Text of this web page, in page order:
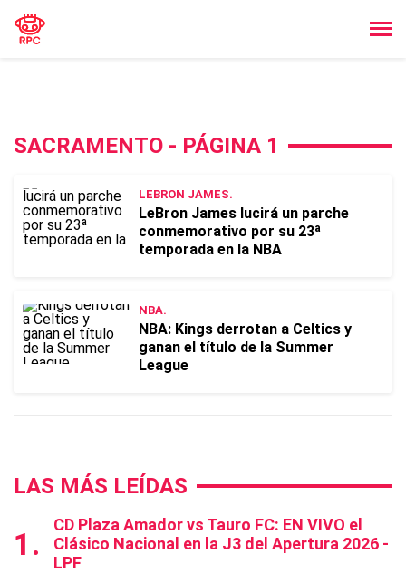
SACRAMENTO - PÁGINA 1
LEBRON JAMES.
LeBron James lucirá un parche
conmemorativo por su 23ª
temporada en la NBA
NBA.
NBA: Kings derrotan a Celtics y
ganan el título de la Summer
League
LAS MÁS LEÍDAS
CD Plaza Amador vs Tauro FC: EN VIVO el
Clásico Nacional en la J3 del Apertura 2026 -
LPF